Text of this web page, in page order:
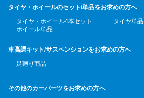
タイヤ・ホイールのセット/単品をお求めの方へ
タイヤ・ホイール4本セット
タイヤ単品
ホイール単品
車高調キット/サスペンションをお求めの方へ
足廻り商品
その他のカーパーツをお求めの方へ